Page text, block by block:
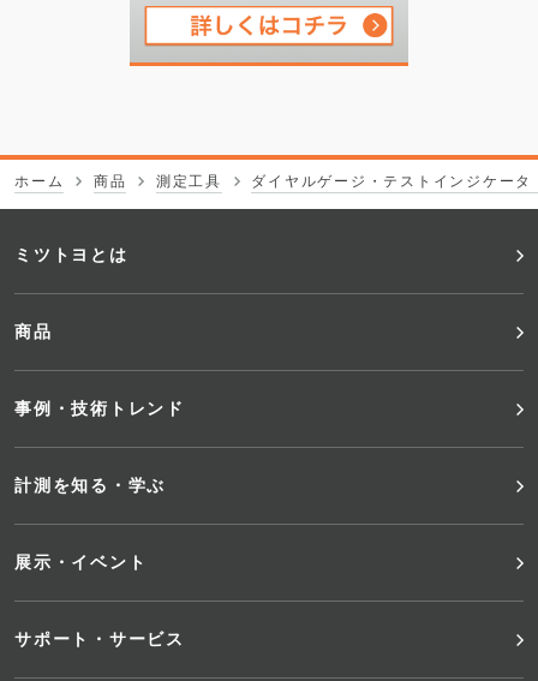
ホーム 商品 測定工具 ダイヤルゲージ・テストインジケー
フ
ッ
タ
ー
メ
ュ
ー
ミツトヨとは
商品
事例・技術トレンド
計測を知る・学ぶ
展示・イベント
サポート・サービス